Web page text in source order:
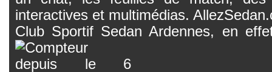
interactives et multimédias.
Club Sportif Sedan Ardennes, en